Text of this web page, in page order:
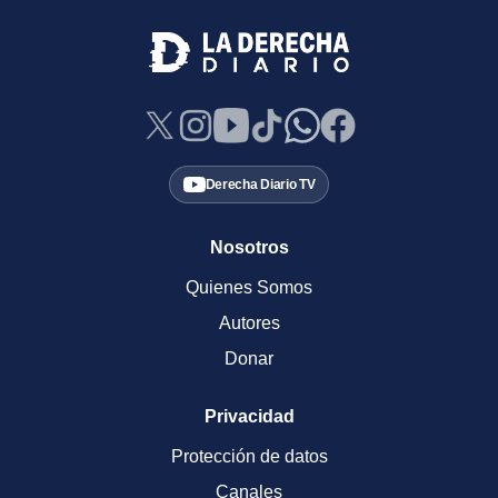
Derecha Diario TV
Nosotros
Quienes Somos
Autores
Donar
Privacidad
Protección de datos
Canales